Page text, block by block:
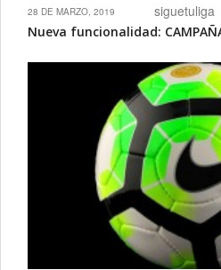
28 DE MARZO, 2019 siguetuliga
Nueva funcionalidad: